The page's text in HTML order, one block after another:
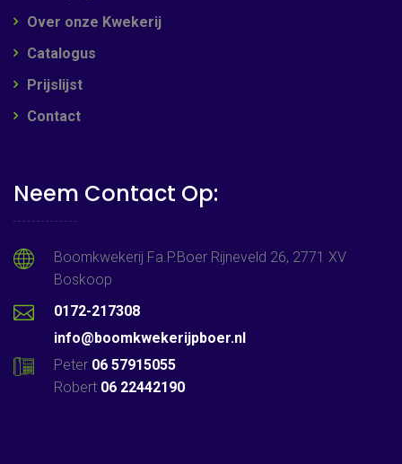
Over onze Kwekerij
Catalogus
Prijslijst
Contact
Neem Contact Op:
Boomkwekerij Fa.P.Boer Rijneveld 26, 2771 XV
Boskoop
0172-217308
info@boomkwekerijpboer.nl
Peter 06 57915055
Robert 06 22442190